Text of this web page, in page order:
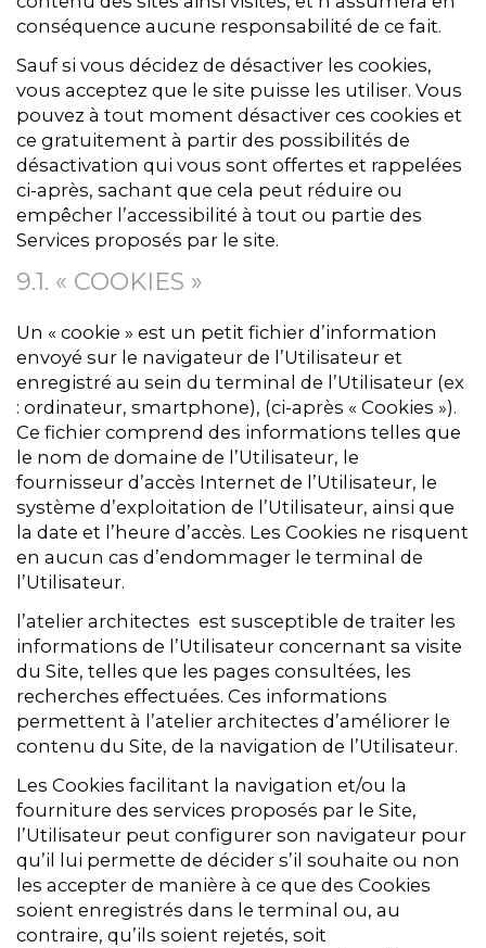
conséquence aucune responsabilité de ce fait.
Sauf si vous décidez de désactiver les cookies,
vous acceptez que le site puisse les utiliser. Vous
pouvez à tout moment désactiver ces cookies et
ce gratuitement à partir des possibilités de
désactivation qui vous sont offertes et rappelées
ci-après, sachant que cela peut réduire ou
empêcher l’accessibilité à tout ou partie des
Services proposés par le site.
9.1. « COOKIES »
Un « cookie » est un petit fichier d’information
envoyé sur le navigateur de l’Utilisateur et
enregistré au sein du terminal de l’Utilisateur (ex
: ordinateur, smartphone), (ci-après « Cookies »).
Ce fichier comprend des informations telles que
le nom de domaine de l’Utilisateur, le
fournisseur d’accès Internet de l’Utilisateur, le
système d’exploitation de l’Utilisateur, ainsi que
la date et l’heure d’accès. Les Cookies ne risquent
en aucun cas d’endommager le terminal de
l’Utilisateur.
l’atelier architectes est susceptible de traiter les
informations de l’Utilisateur concernant sa visite
du Site, telles que les pages consultées, les
recherches effectuées. Ces informations
permettent à l’atelier architectes d’améliorer le
contenu du Site, de la navigation de l’Utilisateur.
Les Cookies facilitant la navigation et/ou la
fourniture des services proposés par le Site,
l’Utilisateur peut configurer son navigateur pour
qu’il lui permette de décider s’il souhaite ou non
les accepter de manière à ce que des Cookies
soient enregistrés dans le terminal ou, au
contraire, qu’ils soient rejetés, soit